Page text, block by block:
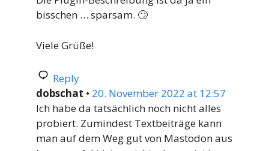
bisschen … sparsam. 🙄
Viele Grüße!
Reply
dobschat • 20. November 2022 at 12:57
Ich habe da tatsächlich noch nicht alles
probiert. Zumindest Textbeiträge kann
man auf dem Weg gut von Mastodon aus